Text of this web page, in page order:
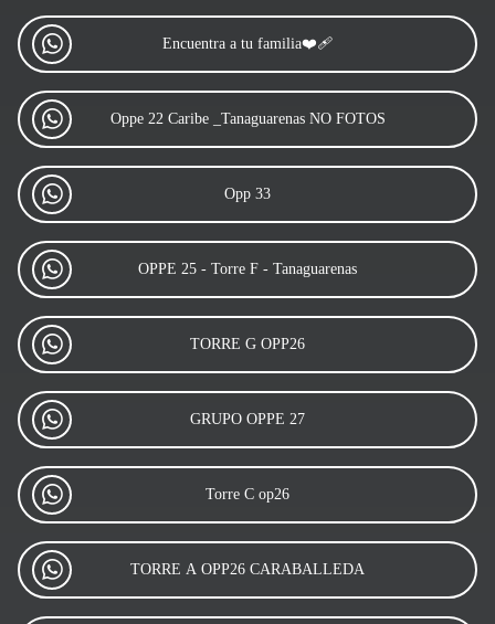
Encuentra a tu familia❤️‍🩹
Oppe 22 Caribe _Tanaguarenas NO FOTOS
Opp 33
OPPE 25 - Torre F - Tanaguarenas
TORRE G OPP26
GRUPO OPPE 27
Torre C op26
TORRE A OPP26 CARABALLEDA